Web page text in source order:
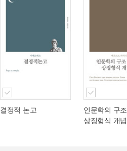
결정적 논고
인문학의 구
상징형식 개